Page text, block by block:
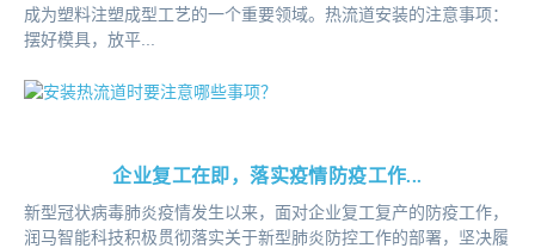
成为塑料注塑成型工艺的一个重要领域。热流道安装的注意事项：
摆好模具，放平...
企业复工在即，落实疫情防疫工作...
新型冠状病毒肺炎疫情发生以来，面对企业复工复产的防疫工作，
润马智能科技积极贯彻落实关于新型肺炎防控工作的部署，坚决履